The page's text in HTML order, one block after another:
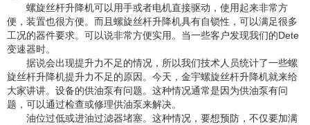
螺旋丝杆升降机可以用手或者电机直接驱动，使用起来非常方
便，装置也很方便。而且螺旋丝杆升降机具有自锁性，可以满足很多
工况的器件要求。可以说非常方便实用。当一些客户发现我们的Dete
变速器时。
据说会出现提升力不足的情况，所以我们技术人员统计了一些螺
旋丝杆升降机提升力不足的原因。今天，金宇螺旋丝杆升降机就来给
大家讲讲。设备的供油泵有问题。这种情况通常是因为供油泵有问
题，可以通过检查或修理供油泵来解决。
油位过低或进油过滤器堵塞。这种情况，要想预防，不仅要加满